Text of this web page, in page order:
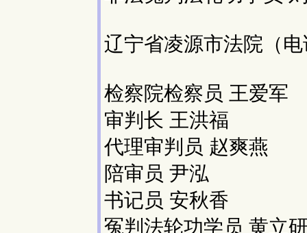
辽宁省凌源市法院（
检察院检察员 王爱军
审判长 王洪福
代理审判员 赵爽燕
陪审员 尹泓
书记员 安秋香
冤判法轮功学员 黄立